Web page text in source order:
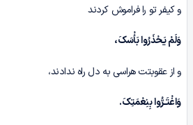
و کیفر‌ تو را فراموش کردند
وَلَمْ یَحْذَرُوا بَأْسَکَ،
و از عقوبتت هراسی به دل راه ندادند،
وَاغْتَـرُّوا بِنِعْمَتِکَ.